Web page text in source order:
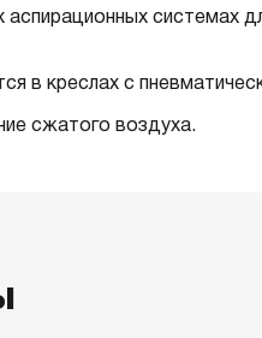
аспирационных системах
в креслах с
сжатого воздуха.